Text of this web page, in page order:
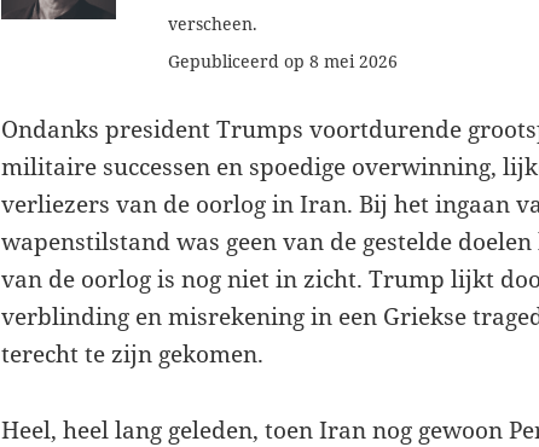
verscheen.
Gepubliceerd op 8 mei 2026
Ondanks president Trumps voortdurende
militaire successen en spoedige overwinning,
verliezers van de oorlog in Iran. Bij het ingaan
wapenstilstand was geen van de gestelde
van de oorlog is nog niet in zicht. Trump lijkt
verblinding en misrekening in een Griekse
terecht te zijn gekomen.
Heel, heel lang geleden, toen Iran nog gewoon